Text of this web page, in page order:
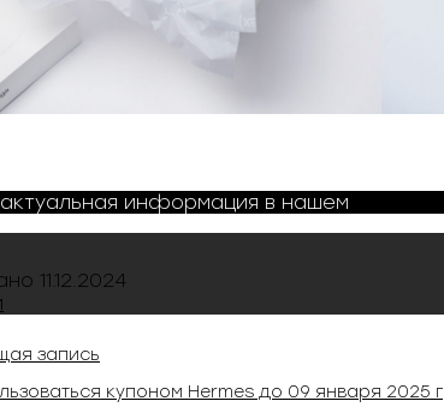
информация в нашем
11.12.2024
запись
купоном Hermes до 09 января 2025 г